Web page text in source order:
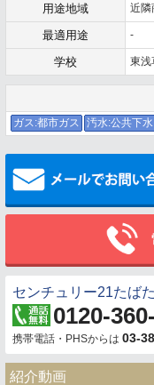
用途地域 近隣
最適用途 -
学校 東浅
ガス:都市ガス 汚水:公共下水
センチュリー21たば
0120-
携帯電話・PHSからは 03-
紹介動画